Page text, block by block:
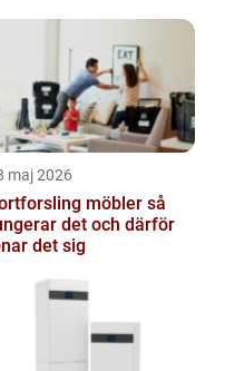
maj 2026
möbler så
det och därför
det sig